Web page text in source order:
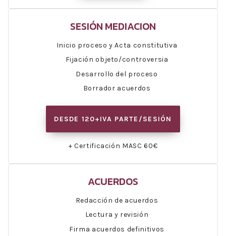
SESIÓN MEDIACION
Inicio proceso y Acta constitutiva
Fijación objeto/controversia
Desarrollo del proceso
Borrador acuerdos
DESDE 120+IVA PARTE/SESIÓN
+ Certificación MASC 60€
ACUERDOS
Redacción de acuerdos
Lectura y revisión
Firma acuerdos definitivos